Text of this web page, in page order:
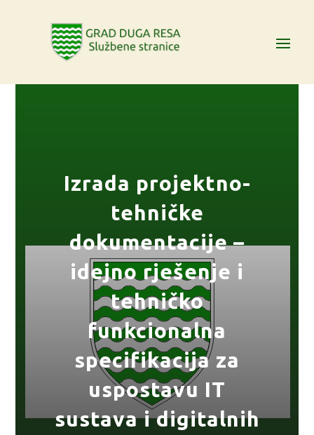
Izrada projektno-
tehničke
dokumentacije –
idejno rješenje i
tehničko
funkcionalna
specifikacija za
uspostavu IT
sustava i digitalnih